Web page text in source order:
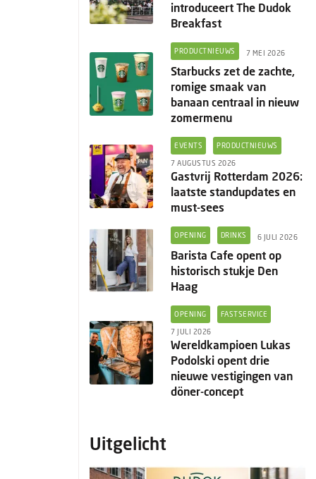
introduceert The Dudok
Breakfast
PRODUCTNIEUWS 7 MEI 2026
Starbucks zet de zachte,
romige smaak van
banaan centraal in nieuw
zomermenu
EVENTS PRODUCTNIEUWS
7 AUGUSTUS 2026
Gastvrij Rotterdam 2026:
laatste standupdates en
must-sees
OPENING DRINKS 6 JULI 2026
Barista Cafe opent op
historisch stukje Den
Haag
OPENING FASTSERVICE
7 JULI 2026
Wereldkampioen Lukas
Podolski opent drie
nieuwe vestigingen van
döner-concept
Uitgelicht